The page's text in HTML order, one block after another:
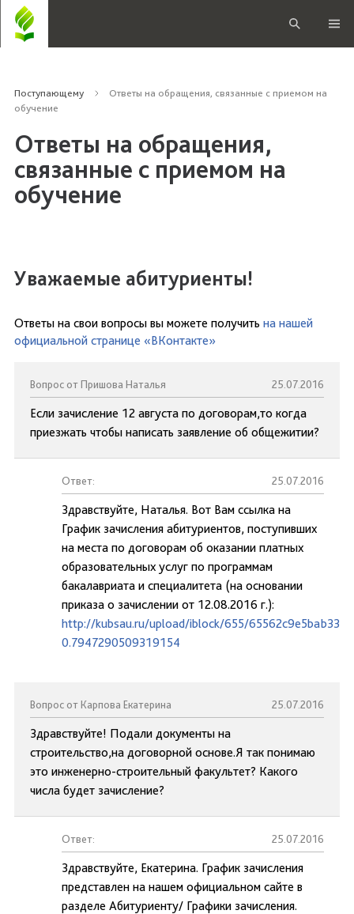
Поступающему
Ответы на обращения, связанные с приемом на
обучение
Ответы на обращения,
связанные с приемом на
обучение
Уважаемые абитуриенты!
Ответы на свои вопросы вы можете получить на нашей
официальной странице «ВКонтакте»
Вопрос от Пришова Наталья 25.07.2016
Если зачисление 12 августа по договорам,то когда
приезжать чтобы написать заявление об общежитии?
Ответ: 25.07.2016
Здравствуйте, Наталья. Вот Вам ссылка на
График зачисления абитуриентов, поступивших
на места по договорам об оказании платных
образовательных услуг по программам
бакалавриата и специалитета (на основании
приказа о зачислении от 12.08.2016 г.):
http://kubsau.ru/upload/iblock/655/
0.7947290509319154
Вопрос от Карпова Екатерина 25.07.2016
Здравствуйте! Подали документы на
строительство,на договорной основе.Я так понимаю
это инженерно-строительный факультет? Какого
числа будет зачисление?
Ответ: 25.07.2016
Здравствуйте, Екатерина. График зачисления
представлен на нашем официальном сайте в
разделе Абитуриенту/ Графики зачисления.